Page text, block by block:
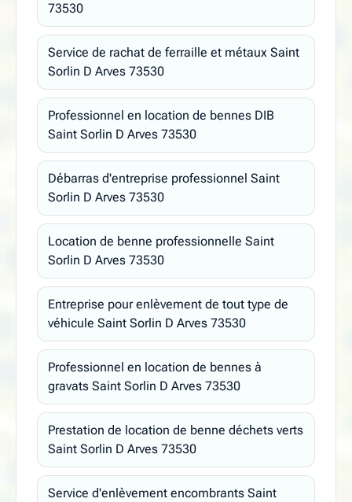
73530
Service de rachat de ferraille et métaux Saint
Sorlin D Arves 73530
Professionnel en location de bennes DIB
Saint Sorlin D Arves 73530
Débarras d'entreprise professionnel Saint
Sorlin D Arves 73530
Location de benne professionnelle Saint
Sorlin D Arves 73530
Entreprise pour enlèvement de tout type de
véhicule Saint Sorlin D Arves 73530
Professionnel en location de bennes à
gravats Saint Sorlin D Arves 73530
Prestation de location de benne déchets verts
Saint Sorlin D Arves 73530
Service d'enlèvement encombrants Saint